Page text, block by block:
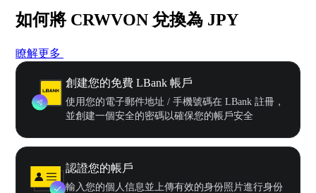
如何將 CRWVON 兌換為 JPY
瞭解更多
創建您的免費 LBank 帳戶
使用您的電子郵件地址 / 手機號碼在 LBank 註冊，
並創建一個安全的密碼以確保您的帳戶安全
認證您的帳戶
輸入您的個人信息並上傳有效的身份照片進行身份